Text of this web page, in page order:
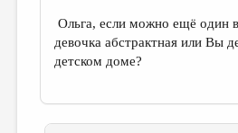
Ольга, если можно ещё один
девочка абстрактная или Вы
детском доме?